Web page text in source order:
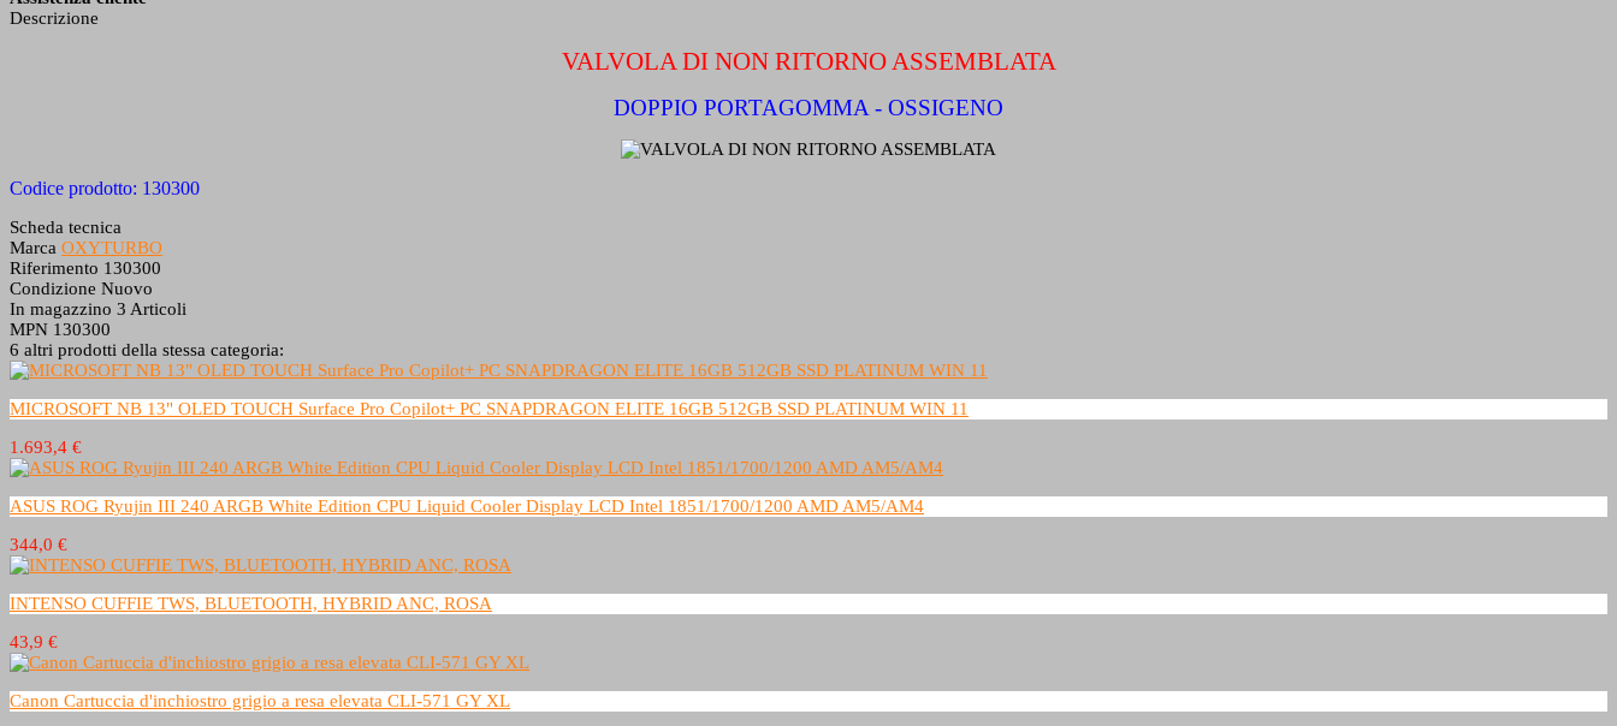
Descrizione
VALVOLA DI NON RITORNO ASSEMBLATA
DOPPIO PORTAGOMMA - OSSIGENO
Codice prodotto: 130300
Scheda tecnica
Marca OXYTURBO
Riferimento 130300
Condizione Nuovo
In magazzino 3 Articoli
MPN 130300
6 altri prodotti della stessa categoria:
MICROSOFT NB 13" OLED TOUCH Surface Pro Copilot+ PC SNAPDRAGON ELITE 16GB 512GB SSD PLATINUM WIN 11
1.693,4 €
ASUS ROG Ryujin III 240 ARGB White Edition CPU Liquid Cooler Display LCD Intel 1851/1700/1200 AMD AM5/AM4
344,0 €
INTENSO CUFFIE TWS, BLUETOOTH, HYBRID ANC, ROSA
43,9 €
Canon Cartuccia d'inchiostro grigio a resa elevata CLI-571 GY XL